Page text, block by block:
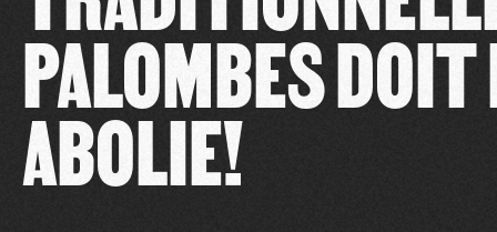
PALOMBES
ABOLIE!